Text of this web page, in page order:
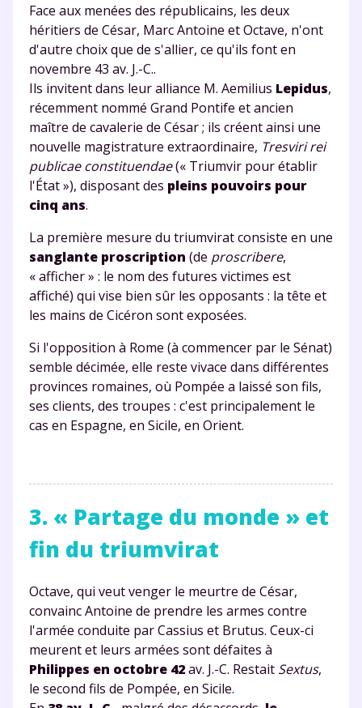
Face aux menées des républicains, les deux
héritiers de César, Marc Antoine et Octave, n'ont
d'autre choix que de s'allier, ce qu'ils font en
novembre 43 av. J.-C..
Ils invitent dans leur alliance M. Aemilius Lepidus,
récemment nommé Grand Pontife et ancien
maître de cavalerie de César ; ils créent ainsi une
nouvelle magistrature extraordinaire, Tresviri rei
publicae constituendae(« Triumvir pour établir
l'État »), disposant des pleins pouvoirs pour
cinq ans.
La première mesure du triumvirat consiste en une
sanglante proscription (de proscribere,
« afficher » : le nom des futures victimes est
affiché) qui vise bien sûr les opposants : la tête et
les mains de Cicéron sont exposées.
Si l'opposition à Rome (à commencer par le Sénat)
semble décimée, elle reste vivace dans différentes
provinces romaines, où Pompée a laissé son fils,
ses clients, des troupes : c'est principalement le
cas en Espagne, en Sicile, en Orient.
3. « Partage du monde » et
fin du triumvirat
Octave, qui veut venger le meurtre de César,
convainc Antoine de prendre les armes contre
l'armée conduite par Cassius et Brutus. Ceux-ci
meurent et leurs armées sont défaites à
Philippes en octobre 42av. J.-C. Restait Sextus,
le second fils de Pompée, en Sicile.